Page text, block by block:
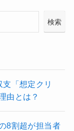
検索
「想定クリ
由とは？
8割超が担当者